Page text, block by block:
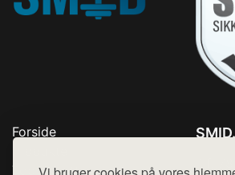
Forside
Top Rabatter